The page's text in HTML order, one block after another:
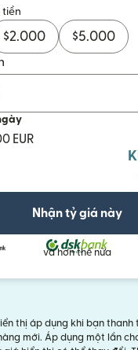
tiền
$2.000 $5.000
EUR
Nhận tỷ giá này
và hơn thế nữa
thị áp dụng khi bạn thanh
mới. Áp dụng một lần